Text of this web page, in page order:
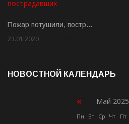
Пожар потушили, постр…
23.01.2020
НОВОСТНОЙ КАЛЕНДАРЬ
« Май 2025
Пн Вт Ср Чт Пт